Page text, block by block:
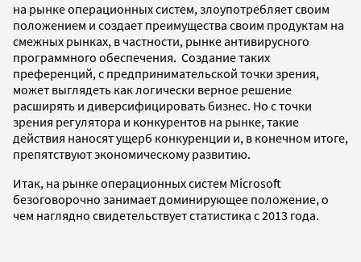
на рынке операционных систем, злоупотребляет своим
положением и создает преимущества своим продуктам на
смежных рынках, в частности, рынке антивирусного
программного обеспечения. Создание таких
преференций, с предпринимательской точки зрения,
может выглядеть как логически верное решение
расширять и диверсифицировать бизнес. Но с точки
зрения регулятора и конкурентов на рынке, такие
действия наносят ущерб конкуренции и, в конечном итоге,
препятствуют экономическому развитию.
Итак, на рынке операционных систем Microsoft
безоговорочно занимает доминирующее положение, о
чем наглядно свидетельствует статистика с 2013 года.